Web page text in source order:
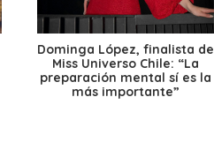
Dominga López, finalista de
Miss Universo Chile: “La
preparación mental sí es la
más importante”